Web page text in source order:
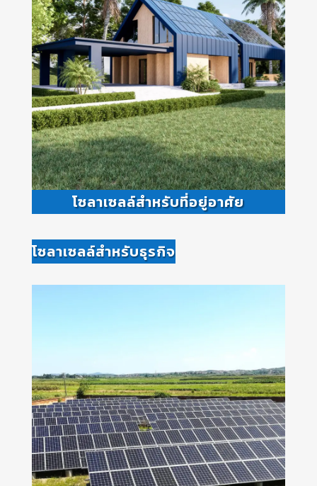
โซลาเซลล์สำหรับที่อยู่อาศัย
โซลาเซลล์สำหรับธุรกิจ